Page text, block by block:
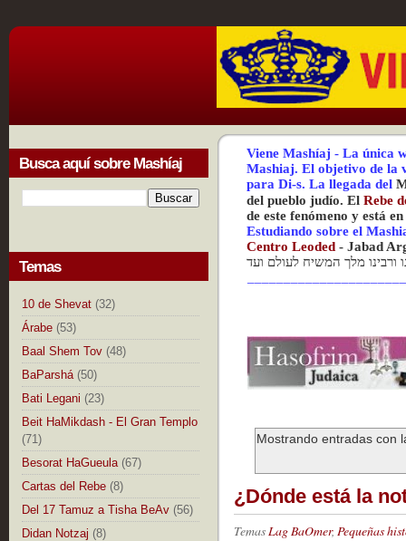
Busca aquí sobre Mashíaj
Temas
10 de Shevat (32)
Árabe (53)
Baal Shem Tov (48)
BaParshá (50)
Bati Legani (23)
Beit HaMikdash - El Gran Templo
(71)
Besorat HaGueula (67)
Cartas del Rebe (8)
Del 17 Tamuz a Tisha BeAv (56)
Didan Notzaj (8)
Viene Mashíaj - La única
Mashiaj. El objetivo de la
para Di-s. La llegada del
del pueblo judío. El Rebe
de este fenómeno y está
Estudiando sobre el
Centro Leoded - Jabad
ורבינו מלך המשיח לעולם ועד
Mostrando entradas con
¿Dónde está la
Temas Lag BaOmer, Pequeñas